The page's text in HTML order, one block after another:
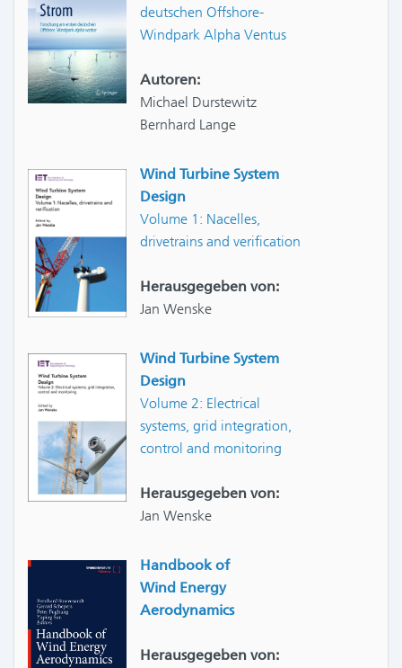
deutschen Offshore-
Windpark Alpha Ventus
Autoren:
Michael Durstewitz
Bernhard Lange
Wind Turbine System
Design
Volume 1: Nacelles,
drivetrains and verification
Herausgegeben von:
Jan Wenske
Wind Turbine System
Design
Volume 2: Electrical
systems, grid integration,
control and monitoring
Herausgegeben von:
Jan Wenske
Handbook of
Wind Energy
Aerodynamics
Herausgegeben von: